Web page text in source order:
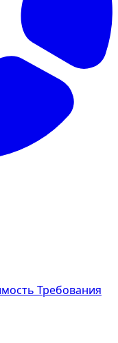
Требования